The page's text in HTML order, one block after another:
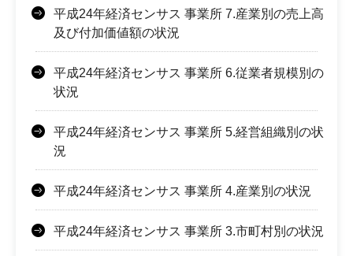
平成24年経済センサス 事業所 7.産業別の売上高
及び付加価値額の状況
平成24年経済センサス 事業所 6.従業者規模別の
状況
平成24年経済センサス 事業所 5.経営組織別の状
況
平成24年経済センサス 事業所 4.産業別の状況
平成24年経済センサス 事業所 3.市町村別の状況